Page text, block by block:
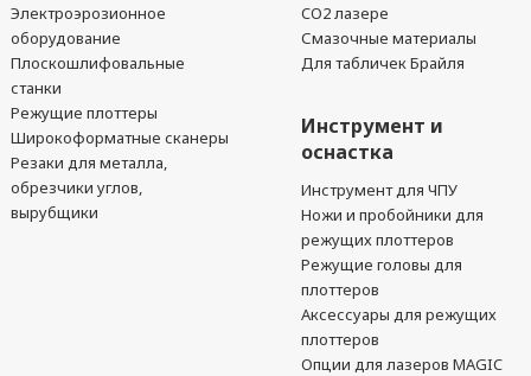
Электроэрозионное
оборудование
Плоскошлифовальные
станки
Режущие плоттеры
Широкоформатные сканеры
Резаки для металла,
обрезчики углов,
вырубщики
CO2 лазере
Смазочные материалы
Для табличек Брайля
Инструмент и
оснастка
Инструмент для ЧПУ
Ножи и пробойники для
режущих плоттеров
Режущие головы для
плоттеров
Аксессуары для режущих
плоттеров
Опции для лазеров MAGIC